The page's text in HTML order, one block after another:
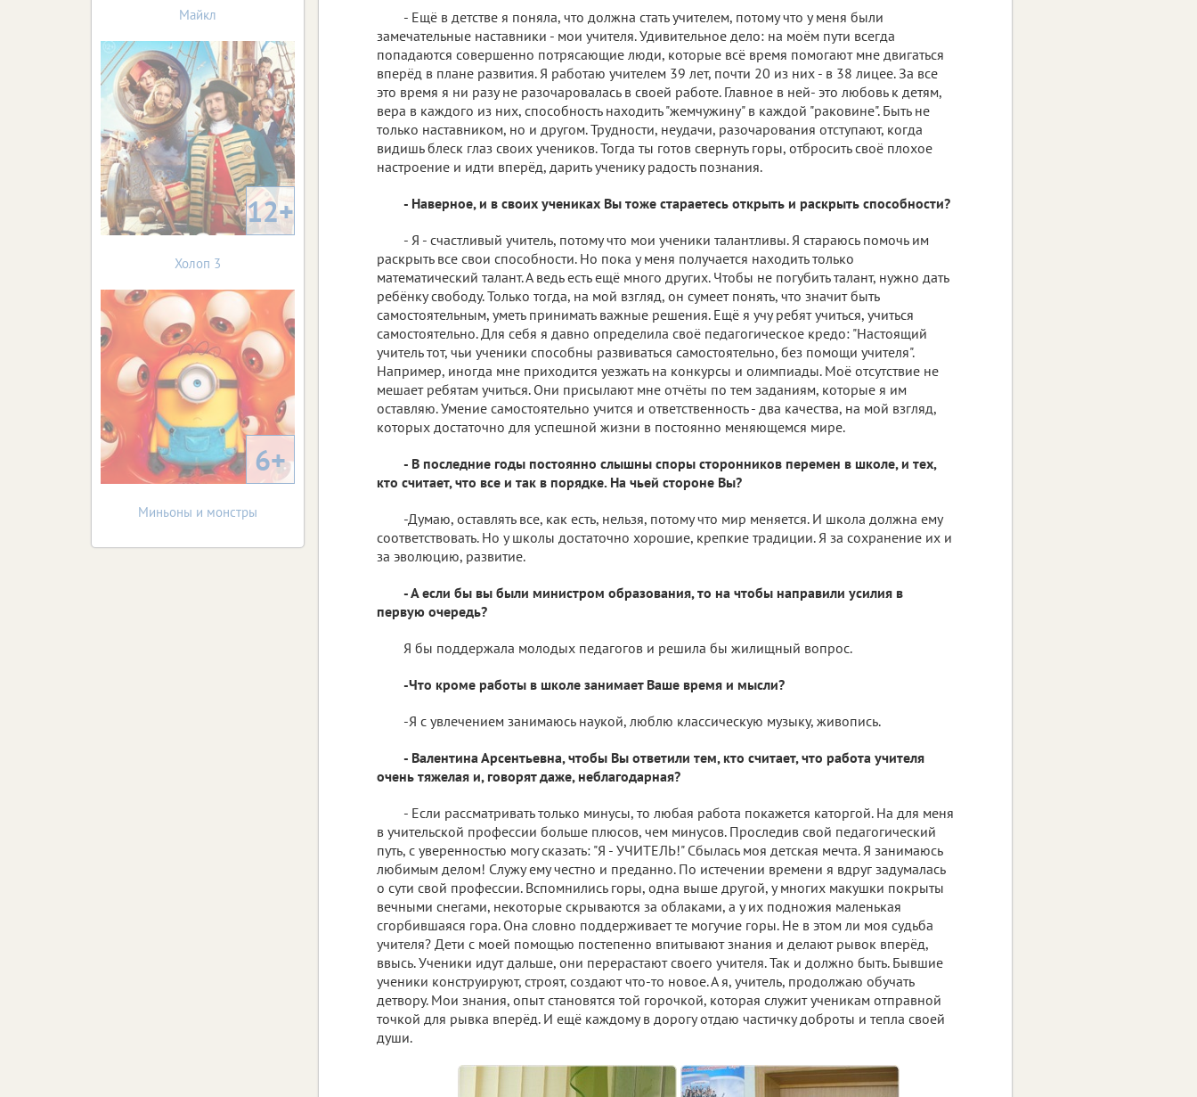
- Ещё в детстве я поняла, что должна стать учителем, потому что у меня были
замечательные наставники - мои учителя. Удивительное дело: на моём пути всегда
попадаются совершенно потрясающие люди, которые всё время помогают мне двигаться
вперёд в плане развития. Я работаю учителем 39 лет, почти 20 из них - в 38 лицее. За все
это время я ни разу не разочаровалась в своей работе. Главное в ней- это любовь к детям,
вера в каждого из них, способность находить "жемчужину" в каждой "раковине". Быть не
только наставником, но и другом. Трудности, неудачи, разочарования отступают, когда
видишь блеск глаз своих учеников. Тогда ты готов свернуть горы, отбросить своё плохое
настроение и идти вперёд, дарить ученику радость познания.
- Наверное, и в своих учениках Вы тоже стараетесь открыть и раскрыть способности?
- Я - счастливый учитель, потому что мои ученики талантливы. Я стараюсь помочь им
раскрыть все свои способности. Но пока у меня получается находить только
математический талант. А ведь есть ещё много других. Чтобы не погубить талант, нужно дать
ребёнку свободу. Только тогда, на мой взгляд, он сумеет понять, что значит быть
самостоятельным, уметь принимать важные решения. Ещё я учу ребят учиться, учиться
самостоятельно. Для себя я давно определила своё педагогическое кредо: "Настоящий
учитель тот, чьи ученики способны развиваться самостоятельно, без помощи учителя".
Например, иногда мне приходится уезжать на конкурсы и олимпиады. Моё отсутствие не
мешает ребятам учиться. Они присылают мне отчёты по тем заданиям, которые я им
оставляю. Умение самостоятельно учится и ответственность - два качества, на мой взгляд,
которых достаточно для успешной жизни в постоянно меняющемся мире.
- В последние годы постоянно слышны споры сторонников перемен в школе, и тех,
кто считает, что все и так в порядке. На чьей стороне Вы?
-Думаю, оставлять все, как есть, нельзя, потому что мир меняется. И школа должна ему
соответствовать. Но у школы достаточно хорошие, крепкие традиции. Я за сохранение их и
за эволюцию, развитие.
- А если бы вы были министром образования, то на чтобы направили усилия в
первую очередь?
Я бы поддержала молодых педагогов и решила бы жилищный вопрос.
-Что кроме работы в школе занимает Ваше время и мысли?
-Я с увлечением занимаюсь наукой, люблю классическую музыку, живопись.
- Валентина Арсентьевна, чтобы Вы ответили тем, кто считает, что работа учителя
очень тяжелая и, говорят даже, неблагодарная?
- Если рассматривать только минусы, то любая работа покажется каторгой. На для меня
в учительской профессии больше плюсов, чем минусов. Проследив свой педагогический
путь, с уверенностью могу сказать: "Я - УЧИТЕЛЬ!" Сбылась моя детская мечта. Я занимаюсь
любимым делом! Служу ему честно и преданно. По истечении времени я вдруг задумалась
о сути свой профессии. Вспомнились горы, одна выше другой, у многих макушки покрыты
вечными снегами, некоторые скрываются за облаками, а у их подножия маленькая
сгорбившаяся гора. Она словно поддерживает те могучие горы. Не в этом ли моя судьба
учителя? Дети с моей помощью постепенно впитывают знания и делают рывок вперёд,
ввысь. Ученики идут дальше, они перерастают своего учителя. Так и должно быть. Бывшие
ученики конструируют, строят, создают что-то новое. А я, учитель, продолжаю обучать
детвору. Мои знания, опыт становятся той горочкой, которая служит ученикам отправной
точкой для рывка вперёд. И ещё каждому в дорогу отдаю частичку доброты и тепла своей
души.
Майкл
12+
Холоп 3
6+
Миньоны и монстры